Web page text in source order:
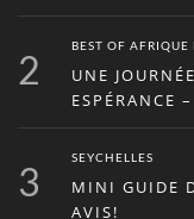
2
BEST OF AFRIQUE
UNE
ESPÉRANCE
3
SEYCHELLES
MINI GUIDE
AVIS!